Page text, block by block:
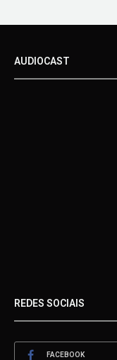
AUDIOCAST
REDES SOCIAIS
FACEBOOK